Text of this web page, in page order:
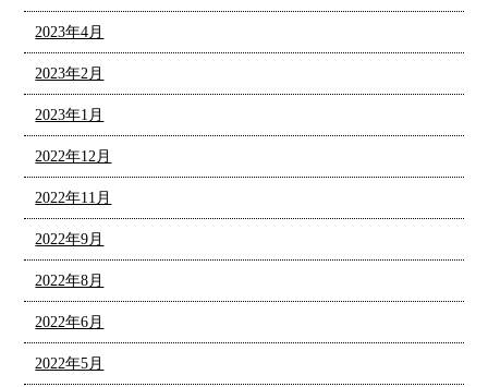
2023年4月
2023年2月
2023年1月
2022年12月
2022年11月
2022年9月
2022年8月
2022年6月
2022年5月